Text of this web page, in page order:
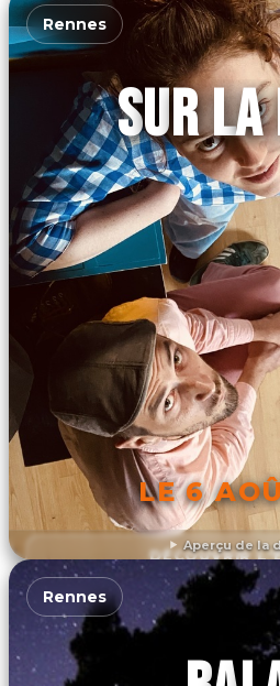
Aperçu de la
Rennes
SUR
LE 6
DÉCOUVRIR
Rennes